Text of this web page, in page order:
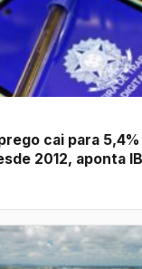
cai para
2012, aponta